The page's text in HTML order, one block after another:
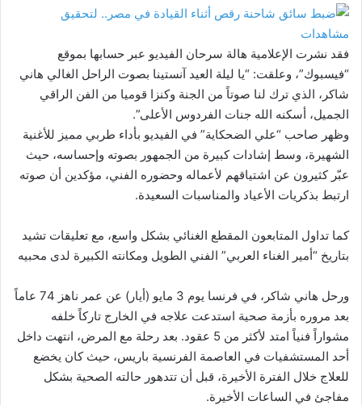
فقد نشرت الإعلامية هالة سرحان الفيديو عبر حسابها بموقع
“فيسبوك”، وعلقت: “يا ليلة العيد آنستينا بصوت الراحل الغالي هاني
شاكر، الذي ترك لنا صوتاً من الجنة وكنزا قوميا من الفن الراقي
الجميل، أسكنه الله جنات الفردوس الأعلى”.
وظهر صاحب “علي الضحكاية” في الفيديو بأداء طربي مميز للأغنية
الشهيرة، وسط إشادات كبيرة من الجمهور بصوته وإحساسه، حيث
عبّر كثيرون عن اشتياقهم لأعماله وحضوره الفني، مؤكدين أن صوته
ارتبط بذكريات الأعياد والمناسبات السعيدة.
كما تداول المتابعون المقطع الغنائي بشكل واسع، مع تعليقات تشيد
بتاريخ “أمير الغناء العربي” الفني الطويل ومكانته الكبيرة لدى محبيه
ورحل هاني شاكر، في فرنسا يوم 3 مايو (أيار) عن عمر ناهز 74 عاماً
بعد مروره بأزمة صحية استدعت علاجه في الخارج تاركاً خلفه
مشواراً فنياً امتد لأكثر من 5 عقود. بعد رحلة مع المرض، انتهت داخل
أحد المستشفيات في العاصمة الفرنسية باريس، حيث كان يخضع
للعلاج خلال الفترة الأخيرة، قبل أن تتدهور حالته الصحية بشكل
مفاجئ في الساعات الأخيرة.